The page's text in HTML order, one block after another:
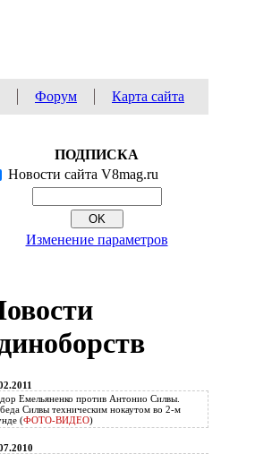
Форум Карта сайта
ПОДПИСКА
Новости сайта V8mag.ru
Изменение параметров
Емельяненко против Антонио Силвы.
Силвы техническим нокаутом во 2-м
(ФОТО-ВИДЕО)